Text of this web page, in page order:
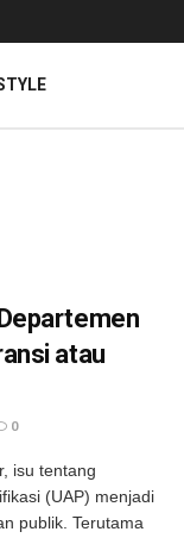
atau
0
isu tentang
(UAP) menjadi
publik. Terutama